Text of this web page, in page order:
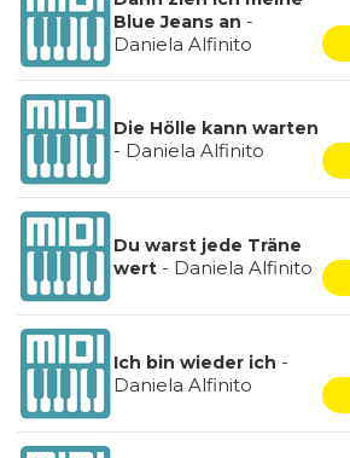
Blue Jeans an -
Daniela Alfinito
Die Hölle kann warten
- Daniela Alfinito
Du warst jede Träne
wert- Daniela Alfinito
Ich bin wieder ich -
Daniela Alfinito